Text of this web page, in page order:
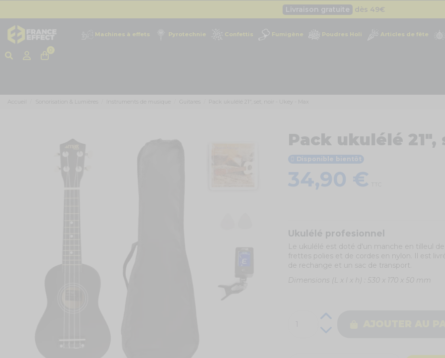
Besoin d'un devis pro ?
Cliquez ici
Machines à effets Pyrotechnie Confettis Fumigène Poudres Holi Articles de fête
Accueil Sonorisation & Lumières Instruments de musique Guitares Pack ukulélé 21", set, noir - Ukey - Max
Pack ukulélé
Disponible bientôt
34,90 €
Ukulélé profesionnel
Le ukulélé est doté d'un manche en tilleul
frettes polies et de cordes en nylon. Il est
de rechange et un sac de transport.
Dimensions (L x l x h) : 530 x 170 x 50 mm